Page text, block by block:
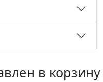
в корзину